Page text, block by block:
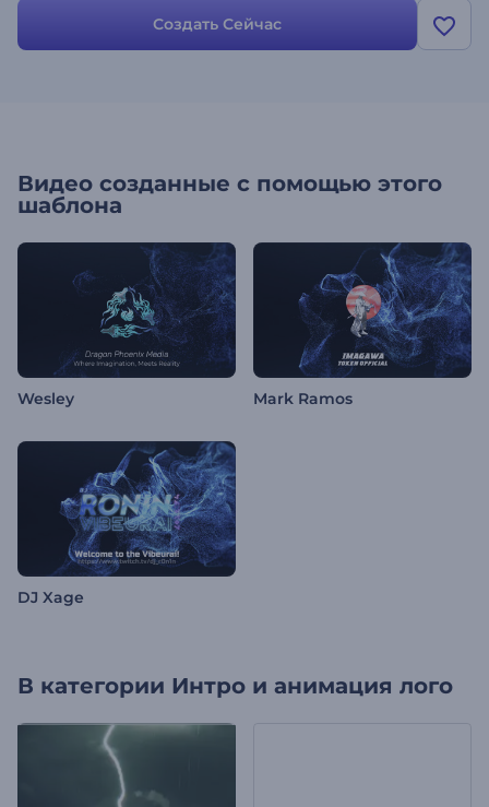
других проектов. Создайте свое интро прямо в браузере!
Создать Сейчас
Видео созданные с помощью этого
шаблона
Wesley Mark Ramos
DJ Xage
В категории Интро и анимация лого